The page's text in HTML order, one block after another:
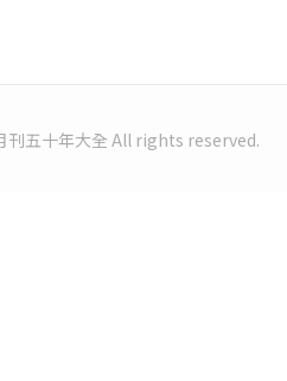
刊五十年大全 All rights reserved.